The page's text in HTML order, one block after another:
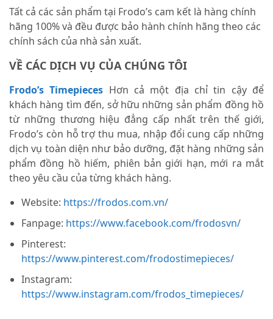
Tất cả các sản phẩm tại Frodo’s cam kết là hàng chính
hãng 100% và đều được bảo hành chính hãng theo các
chính sách của nhà sản xuất.
VỀ CÁC DỊCH VỤ CỦA CHÚNG TÔI
Frodo’s Timepieces Hơn cả một địa chỉ tin cậy để
khách hàng tìm đến, sở hữu những sản phẩm đồng hồ
từ những thương hiệu đẳng cấp nhất trên thế giới,
Frodo’s còn hỗ trợ thu mua, nhập đổi cung cấp những
dịch vụ toàn diện như bảo dưỡng, đặt hàng những sản
phẩm đồng hồ hiếm, phiên bản giới hạn, mới ra mắt
theo yêu cầu của từng khách hàng.
Website: https://frodos.com.vn/
Fanpage: https://www.facebook.com/frodosvn/
Pinterest:
https://www.pinterest.com/frodostimepieces/
Instagram:
https://www.instagram.com/frodos_timepieces/